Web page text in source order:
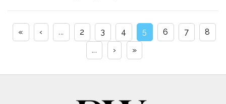
« ‹ ... 2 3 4 5 6 7
8
...
› »